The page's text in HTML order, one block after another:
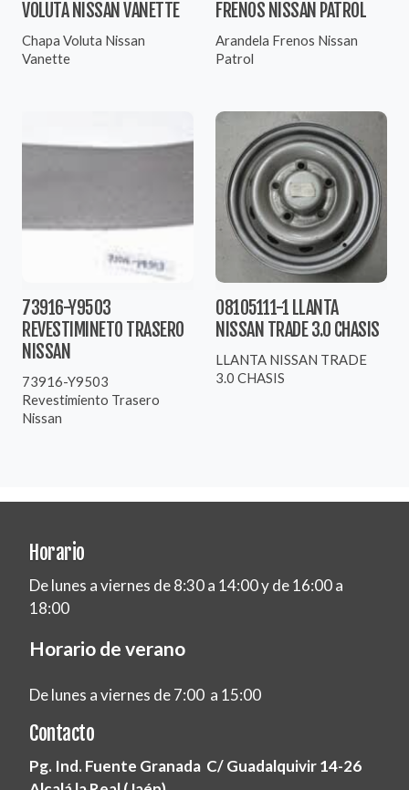
VOLUTA NISSAN VANETTE
Chapa Voluta Nissan
Vanette
FRENOS NISSAN PATROL
Arandela Frenos Nissan
Patrol
73916-Y9503
REVESTIMINETO TRASERO
NISSAN
73916-Y9503
Revestimiento Trasero
Nissan
08105111-1 LLANTA
NISSAN TRADE 3.0 CHASIS
LLANTA NISSAN TRADE
3.0 CHASIS
Horario
De lunes a viernes de 8:30 a 14:00 y de 16:00 a
18:00
Horario de verano
De lunes a viernes de 7:00 a 15:00
Contacto
Pg. Ind. Fuente Granada C/ Guadalquivir 14-26